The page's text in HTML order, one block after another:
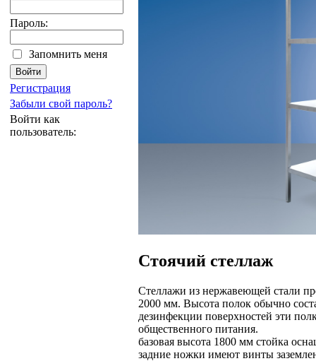
Пароль:
Запомнить меня
Регистрация
Забыли свой пароль?
Войти как
пользователь:
Стоячий стеллаж
Стеллажи из нержавеющей стали
2000 мм. Высота полок обычно
дезинфекции поверхностей эти
общественного питания.
базовая высота 1800 мм стойка
задние ножки имеют винты